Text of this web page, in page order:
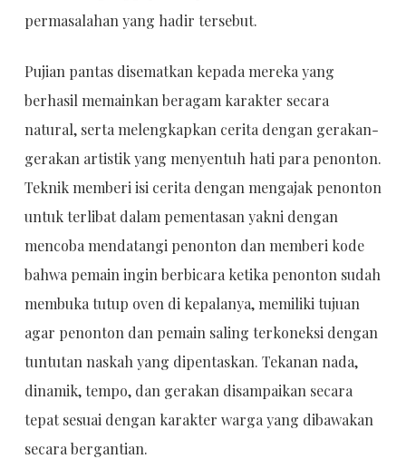
permasalahan yang hadir tersebut.
Pujian pantas disematkan kepada mereka yang
berhasil memainkan beragam karakter secara
natural, serta melengkapkan cerita dengan gerakan-
gerakan artistik yang menyentuh hati para penonton.
Teknik memberi isi cerita dengan mengajak penonton
untuk terlibat dalam pementasan yakni dengan
mencoba mendatangi penonton dan memberi kode
bahwa pemain ingin berbicara ketika penonton sudah
membuka tutup oven di kepalanya, memiliki tujuan
agar penonton dan pemain saling terkoneksi dengan
tuntutan naskah yang dipentaskan. Tekanan nada,
dinamik, tempo, dan gerakan disampaikan secara
tepat sesuai dengan karakter warga yang dibawakan
secara bergantian.